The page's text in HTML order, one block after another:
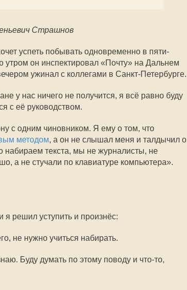
Страшнов
успеть побывать одновременно в пяти-
утром он инспектировал «Почту» на Дальнем
ужинал с коллегами в Санкт-Петербурге.
у нас ничего не получится, я всё равно буду
с её руководством.
с одним чиновником. Я ему о том, что
методом, а он не слышал меня и талдычил о
текста, мы не журналисты, не
а не стучали по клавиатуре компьютера».
я решил уступить и произнёс:
не нужно учиться набирать.
Буду думать по этому поводу и что-то,